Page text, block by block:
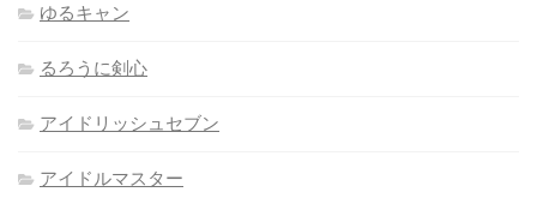
ゆるキャン
るろうに剣心
アイドリッシュセブン
アイドルマスター